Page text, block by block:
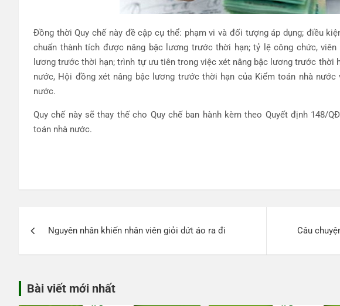
Đồng thời Quy chế này đề cập cụ thể: phạm vi và đối tượng áp dụng; điều
chuẩn thành tích được nâng bậc lương trước thời hạn; tỷ lệ công chức,
lương trước thời hạn; trình tự ưu tiên trong việc xét nâng bậc lương trước thời
nước, Hội đồng xét nâng bậc lương trước thời hạn của Kiểm toán nhà
nước.
Quy chế này sẽ thay thế cho Quy chế ban hành kèm theo Quyết định 148/
toán nhà nước.
hướng
viết
Nguyên nhân khiến nhân viên giỏi dứt áo ra đi Câu
Bài viết mới nhất